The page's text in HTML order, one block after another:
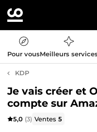
Pour vousMeilleurs
KDP
Je vais créer et
compte sur
5,0 (3) Ventes5